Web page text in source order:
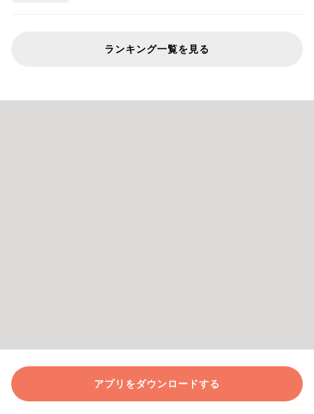
ランキング一覧を見る
アプリをダウンロードする